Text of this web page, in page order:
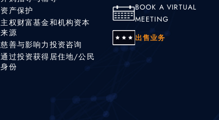
资产保护
主权财富基金和机构资本
来源
慈善与影响力投资咨询
通过投资获得居住地/公民
身份
BOOK A VIRTUAL
MEETING
出售业务